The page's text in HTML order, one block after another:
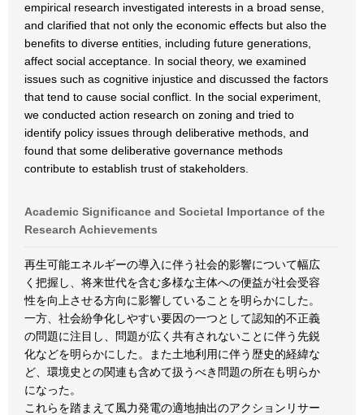
empirical research investigated interests in a broad sense,
and clarified that not only the economic effects but also the
benefits to diverse entities, including future generations,
affect social acceptance. In social theory, we examined
issues such as cognitive injustice and discussed the factors
that tend to cause social conflict. In the social experiment,
we conducted action research on zoning and tried to
identify policy issues through deliberative methods, and
found that some deliberative governance methods
contribute to establish trust of stakeholders.
Academic Significance and Societal Importance of the
Research Achievements
再生可能エネルギーの導入に伴う社会的影響について幅広
く把握し、将来世代を含む多様な主体への便益が社会受容
性を向上させる方向に影響していることを明らかにした。
一方、社会紛争化しやすい要因の一つとして認知的不正義
の問題に注目し、問題が広く共有されないことに伴う先鋭
化などを明らかにした。また土地利用に伴う歴史的経緯な
ど、環境史との関連も含めて扱うべき問題の所在も明らか
になった。
これらを踏まえて風力発電の適地抽出のアクションリサー